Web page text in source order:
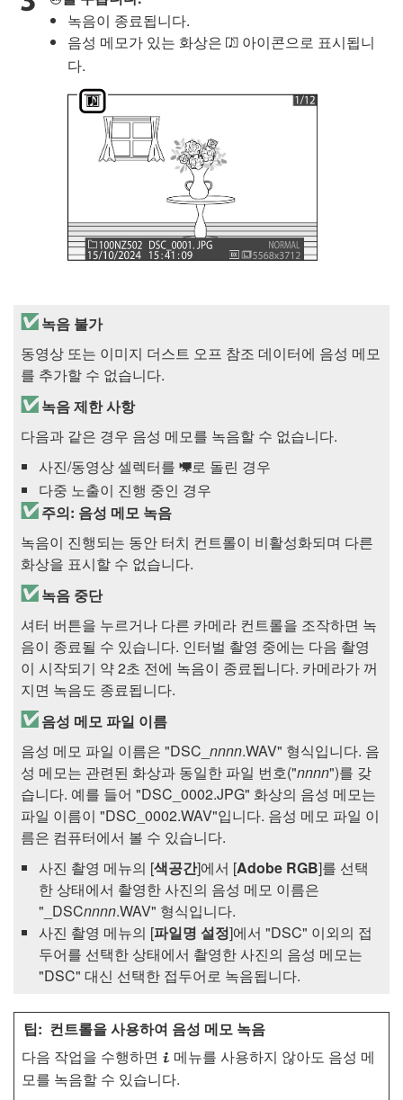
녹음이 종료됩니다.
음성 메모가 있는 화상은 o 아이콘으로 표시됩니
다.
녹음 불가
동영상 또는 이미지 더스트 오프 참조 데이터에 음성 메모
를 추가할 수 없습니다.
녹음 제한 사항
다음과 같은 경우 음성 메모를 녹음할 수 없습니다.
사진/동영상 셀렉터를 1로 돌린 경우
다중 노출이 진행 중인 경우
주의: 음성 메모 녹음
녹음이 진행되는 동안 터치 컨트롤이 비활성화되며 다른
화상을 표시할 수 없습니다.
녹음 중단
셔터 버튼을 누르거나 다른 카메라 컨트롤을 조작하면 녹
음이 종료될 수 있습니다. 인터벌 촬영 중에는 다음 촬영
이 시작되기 약 2초 전에 녹음이 종료됩니다. 카메라가 꺼
지면 녹음도 종료됩니다.
음성 메모 파일 이름
음성 메모 파일 이름은 "DSC_ nnnn.WAV" 형식입니다. 음
성 메모는 관련된 화상과 동일한 파일 번호("nnnn")를 갖
습니다. 예를 들어 "DSC_0002.JPG" 화상의 음성 메모는
파일 이름이 "DSC_0002.WAV"입니다. 음성 메모 파일 이
름은 컴퓨터에서 볼 수 있습니다.
사진 촬영 메뉴의 [색공간]에서 [Adobe RGB]를 선택
한 상태에서 촬영한 사진의 음성 메모 이름은
"_DSCnnnn.WAV" 형식입니다.
사진 촬영 메뉴의 [파일명 설정]에서 "DSC" 이외의 접
두어를 선택한 상태에서 촬영한 사진의 음성 메모는
"DSC" 대신 선택한 접두어로 녹음됩니다.
컨트롤을 사용하여 음성 메모 녹음
다음 작업을 수행하면 i 메뉴를 사용하지 않아도 음성 메
모를 녹음할 수 있습니다.